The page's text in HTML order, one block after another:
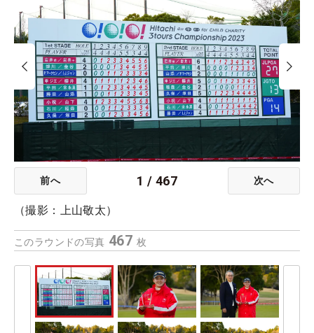
前へ 1 / 467 次へ
（撮影：上山敬太）
このラウンドの写真 467 枚